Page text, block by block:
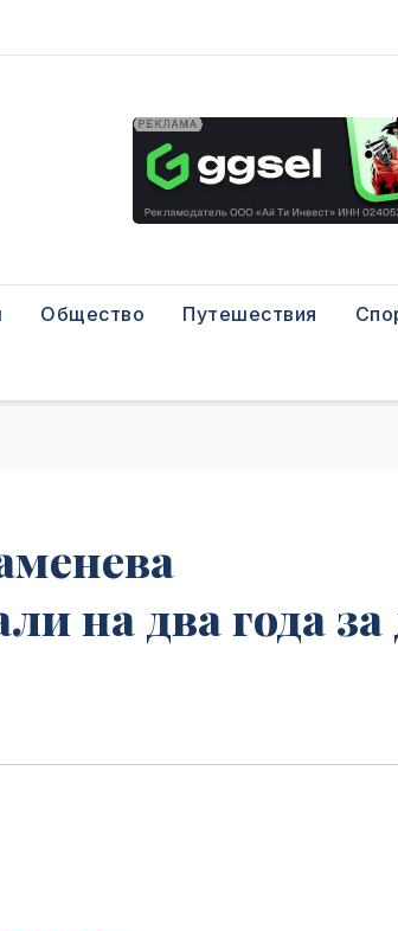
Общество Путешествия
на два года